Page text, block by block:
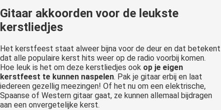
Gitaar akkoorden voor de leukste
kerstliedjes
Het kerstfeest staat alweer bijna voor de deur en dat betekent
dat alle populaire kerst hits weer op de radio voorbij komen.
Hoe leuk is het om deze kerstliedjes ook op je eigen
kerstfeest te kunnen naspelen. Pak je gitaar erbij en laat
iedereen gezellig meezingen! Of het nu om een elektrische,
Spaanse of Western gitaar gaat, ze kunnen allemaal bijdragen
aan een onvergetelijke kerst.